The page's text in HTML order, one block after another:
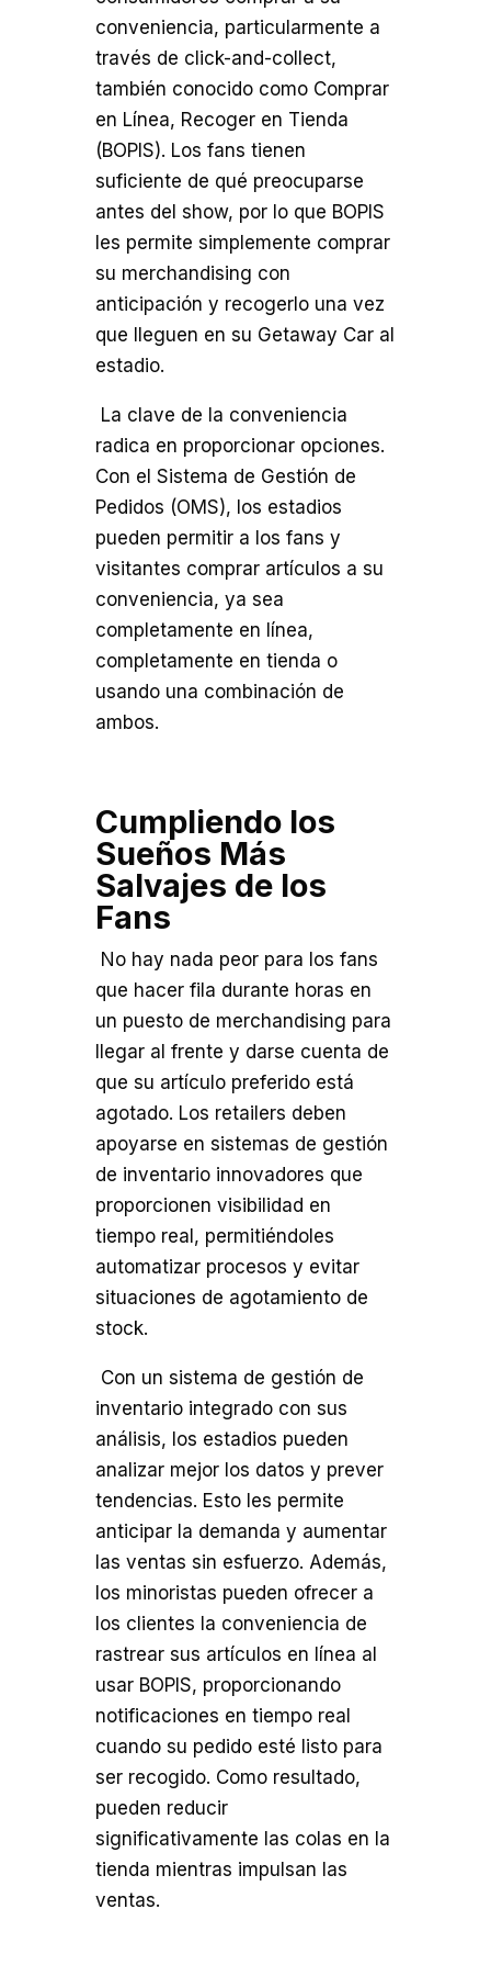
conveniencia, particularmente a
través de click-and-collect,
también conocido como Comprar
en Línea, Recoger en Tienda
(BOPIS). Los fans tienen
suficiente de qué preocuparse
antes del show, por lo que BOPIS
les permite simplemente comprar
su merchandising con
anticipación y recogerlo una vez
que lleguen en su Getaway Car al
estadio.
La clave de la conveniencia
radica en proporcionar opciones.
Con el Sistema de Gestión de
Pedidos (OMS), los estadios
pueden permitir a los fans y
visitantes comprar artículos a su
conveniencia, ya sea
completamente en línea,
completamente en tienda o
usando una combinación de
ambos.
Cumpliendo los
Sueños Más
Salvajes de los
Fans
No hay nada peor para los fans
que hacer fila durante horas en
un puesto de merchandising para
llegar al frente y darse cuenta de
que su artículo preferido está
agotado. Los retailers deben
apoyarse en sistemas de gestión
de inventario innovadores que
proporcionen visibilidad en
tiempo real, permitiéndoles
automatizar procesos y evitar
situaciones de agotamiento de
stock.
Con un sistema de gestión de
inventario integrado con sus
análisis, los estadios pueden
analizar mejor los datos y prever
tendencias. Esto les permite
anticipar la demanda y aumentar
las ventas sin esfuerzo. Además,
los minoristas pueden ofrecer a
los clientes la conveniencia de
rastrear sus artículos en línea al
usar BOPIS, proporcionando
notificaciones en tiempo real
cuando su pedido esté listo para
ser recogido. Como resultado,
pueden reducir
significativamente las colas en la
tienda mientras impulsan las
ventas.